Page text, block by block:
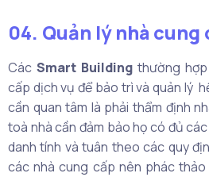
04. Quản lý nhà cung
Các Smart Buildingthường hợp
cấp dịch vụ để bảo trì và quản lý
cần quan tâm là phải thẩm định
toà nhà cần đảm bảo họ có đủ
danh tính và tuân theo các quy
các nhà cung cấp nên phác